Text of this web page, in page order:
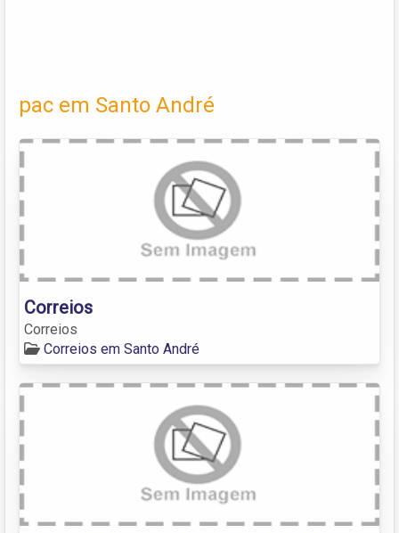
pac em Santo André
Correios
Correios
Correios em Santo André